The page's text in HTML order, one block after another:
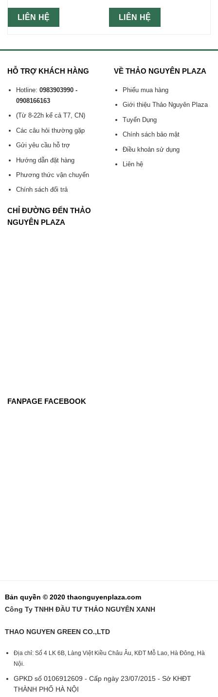
LIÊN HỆ LIÊN HỆ
HỖ TRỢ KHÁCH HÀNG
Hotline: 0983903990 -
0908166163
(Từ 8-22h kể cả T7, CN)
Các câu hỏi thường gặp
Gửi yêu cầu hỗ trợ
Hướng dẫn đặt hàng
Phương thức vận chuyển
Chính sách đổi trả
VỀ THẢO NGUYÊN PLAZA
Phiếu mua hàng
Giới thiệu Thảo Nguyên Plaza
Tuyển Dụng
Chính sách bảo mật
Điều khoản sử dụng
Liên hệ
CHỈ ĐƯỜNG ĐẾN THẢO
NGUYÊN PLAZA
FANPAGE FACEBOOK
Bản quyền © 2020 thaonguyenplaza.com
Công Ty TNHH ĐẦU TƯ THẢO NGUYÊN XANH
THAO NGUYEN GREEN CO.,LTD
Địa chỉ: Số 4 LK 6B, Làng Việt Kiều Châu Âu, KĐT Mỗ Lao, Hà Đông, Hà
Nội.
GPKD số 0106912609 - Cấp ngày 23/07/2015 - Sở KHĐT
THÀNH PHỐ HÀ NỘI